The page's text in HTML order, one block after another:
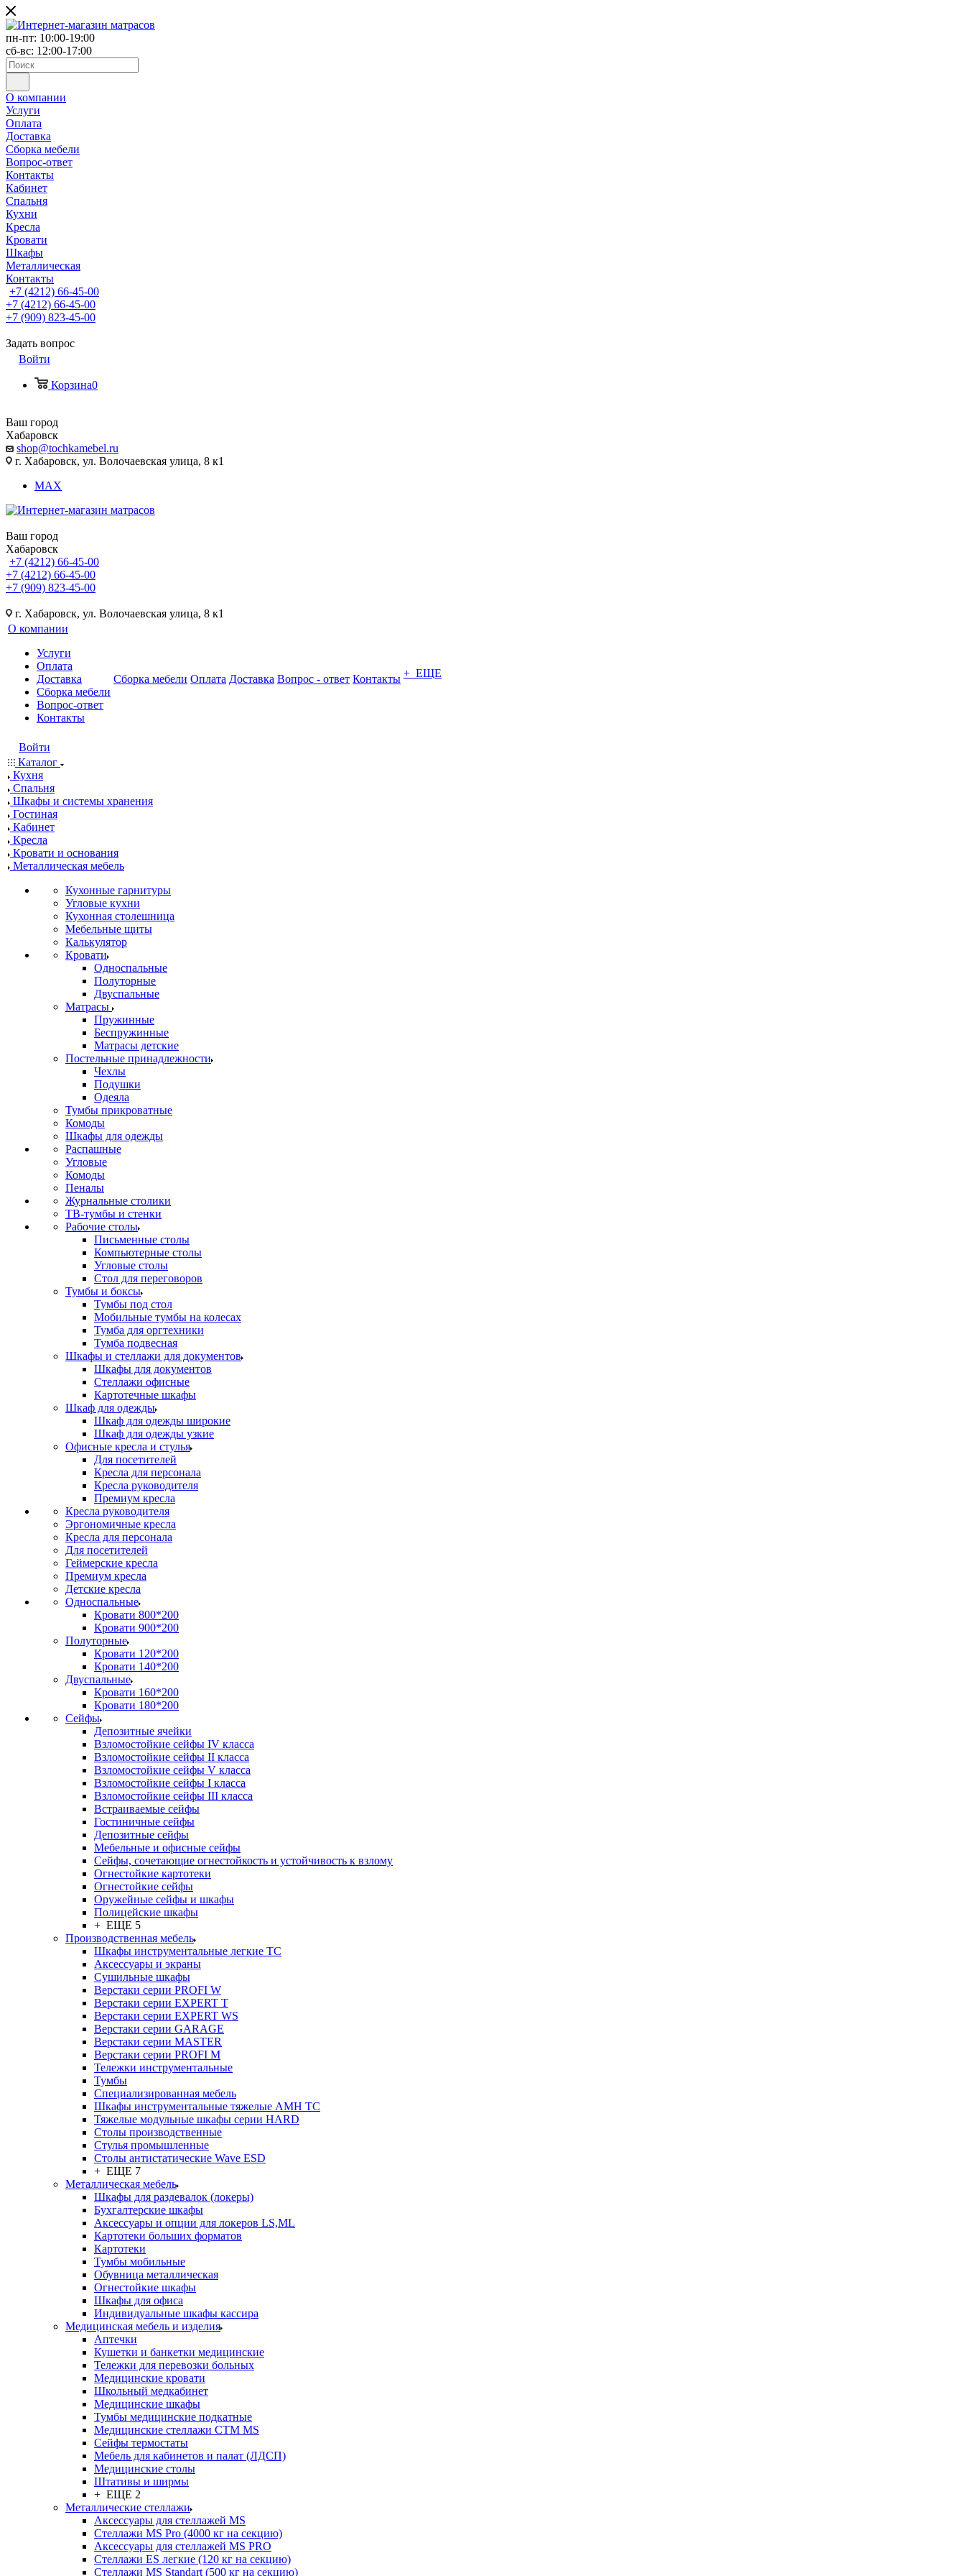
пн-пт: 10:00-19:00
сб-вс: 12:00-17:00
О компании
Услуги
Оплата
Доставка
Сборка мебели
Вопрос-ответ
Контакты
Кабинет
Спальня
Кухни
Кресла
Кровати
Шкафы
Металлическая
Контакты
+7 (4212) 66-45-00
+7 (4212) 66-45-00
+7 (909) 823-45-00
Задать вопрос
Войти
Корзина0
Ваш город
Хабаровск
shop@tochkamebel.ru
г. Хабаровск, ул. Волочаевская улица, 8 к1
MAX
Ваш город
Хабаровск
+7 (4212) 66-45-00
+7 (4212) 66-45-00
+7 (909) 823-45-00
г. Хабаровск, ул. Волочаевская улица, 8 к1
О компании
Услуги
Оплата
Доставка
Сборка мебели
Вопрос-ответ
Контакты
Сборка мебели Оплата Доставка Вопрос - ответ Контакты + ЕЩЕ
Войти
Каталог
Кухня
Спальня
Шкафы и системы хранения
Гостиная
Кабинет
Кресла
Кровати и основания
Металлическая мебель
Кухонные гарнитуры
Угловые кухни
Кухонная столешница
Мебельные щиты
Калькулятор
Кровати
Односпальные
Полуторные
Двуспальные
Матрасы
Пружинные
Беспружинные
Матрасы детские
Постельные принадлежности
Чехлы
Подушки
Одеяла
Тумбы прикроватные
Комоды
Шкафы для одежды
Распашные
Угловые
Комоды
Пеналы
Журнальные столики
ТВ‑тумбы и стенки
Рабочие столы
Письменные столы
Компьютерные столы
Угловые столы
Стол для переговоров
Тумбы и боксы
Тумбы под стол
Мобильные тумбы на колесах
Тумба для оргтехники
Тумба подвесная
Шкафы и стеллажи для документов
Шкафы для документов
Стеллажи офисные
Картотечные шкафы
Шкаф для одежды
Шкаф для одежды широкие
Шкаф для одежды узкие
Офисные кресла и стулья
Для посетителей
Кресла для персонала
Кресла руководителя
Премиум кресла
Кресла руководителя
Эргономичные кресла
Кресла для персонала
Для посетителей
Геймерские кресла
Премиум кресла
Детские кресла
Односпальные
Кровати 800*200
Кровати 900*200
Полуторные
Кровати 120*200
Кровати 140*200
Двуспальные
Кровати 160*200
Кровати 180*200
Сейфы
Депозитные ячейки
Взломостойкие сейфы IV класса
Взломостойкие сейфы II класса
Взломостойкие сейфы V класса
Взломостойкие сейфы I класса
Взломостойкие сейфы III класса
Встраиваемые сейфы
Гостиничные сейфы
Депозитные сейфы
Мебельные и офисные сейфы
Сейфы, сочетающие огнестойкость и устойчивость к взлому
Огнестойкие картотеки
Огнестойкие сейфы
Оружейные сейфы и шкафы
Полицейские шкафы
+ ЕЩЕ 5
Производственная мебель
Шкафы инструментальные легкие ТС
Аксессуары и экраны
Cушильные шкафы
Верстаки серии PROFI W
Верстаки серии EXPERT T
Верстаки серии EXPERT WS
Верстаки серии GARAGE
Верстаки серии MASTER
Верстаки серии PROFI M
Тележки инструментальные
Тумбы
Cпециализированная мебель
Шкафы инструментальные тяжелые AMH TC
Тяжелые модульные шкафы серии HARD
Столы производственные
Стулья промышленные
Столы антистатические Wave ESD
+ ЕЩЕ 7
Металлическая мебель
Шкафы для раздевалок (локеры)
Бухгалтерские шкафы
Аксессуары и опции для локеров LS,ML
Картотеки больших форматов
Картотеки
Тумбы мобильные
Обувница металлическая
Огнестойкие шкафы
Шкафы для офиса
Индивидуальные шкафы кассира
Медицинская мебель и изделия
Аптечки
Кушетки и банкетки медицинские
Тележки для перевозки больных
Медицинские кровати
Школьный медкабинет
Медицинские шкафы
Тумбы медицинские подкатные
Медицинские стеллажи CTM MS
Сейфы термостаты
Мебель для кабинетов и палат (ЛДСП)
Медицинские столы
Штативы и ширмы
+ ЕЩЕ 2
Металлические стеллажи
Аксессуары для стеллажей MS
Стеллажи MS Pro (4000 кг на секцию)
Аксессуары для стеллажей MS PRO
Стеллажи ES легкие (120 кг на секцию)
Стеллажи MS Standart (500 кг на секцию)